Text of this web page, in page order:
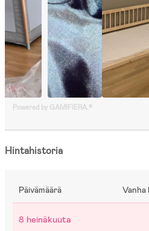
Powered by GAMIFIERA.®
Hintahistoria
Päivämäärä Vanha
8 heinäkuuta